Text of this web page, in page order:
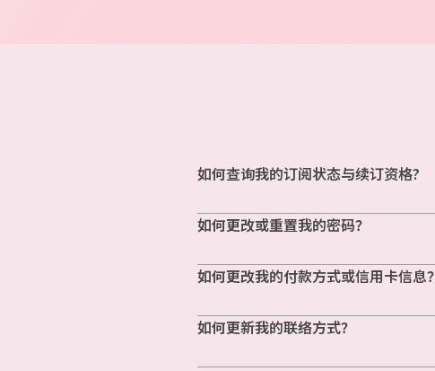
如何查询我的订阅状态与续订资格?
如何更改或重置我的密码？
如何更改我的付款方式或信用卡信息？
如何更新我的联络方式？